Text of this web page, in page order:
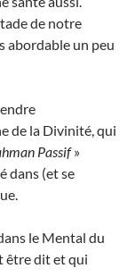
de notre
abordable un peu
de la Divinité, qui
Passif»
dans (et se
le Mental du
être dit et qui